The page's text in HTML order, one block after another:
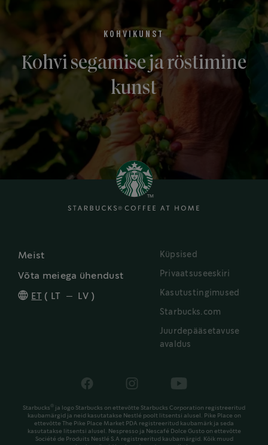
KOHVIKUNST
Kohvi segamise ja röstimine
kunst
Meist
Võta meiega ühendust
ET ( LT LV)
Küpsised
Privaatsuseeskiri
Kasutustingimused
Starbucks.com
Juurdepääsetavuse
avaldus
Starbucks
ja logo Starbucks on ettevõtte Starbucks Corporation registreeritud
kaubamärgid ja neid kasutatakse Nestlé poolt litsentsi alusel. Pike Place on
ettevõtte The Pike Place Market PDA registreeritud kaubamärk ja seda
kasutatakse litsentsi alusel. Nespresso ja Nescafé Dolce Gusto on ettevõtte
Société de Produits Nestlé S.A registreeritud kaubamärgid. Kõik muud